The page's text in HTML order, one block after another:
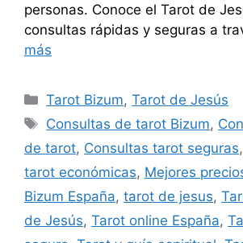
personas. Conoce el Tarot de
consultas rápidas y seguras a
más
Categorías
Tarot Bizum,Tarot de Jesús
Etiquetas
Consultas de tarot Bizum,
de tarot, Consultas tarot seguras,
tarot económicas, Mejores
Bizum España, tarot de jesus,
de Jesús, Tarot online España,